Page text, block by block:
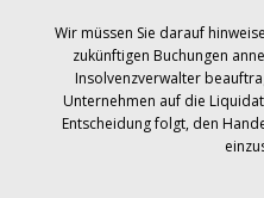
Wir müssen Sie darauf
zukünftigen Buchungen
Insolvenzverwalter
Unternehmen auf die
Entscheidung folgt, den